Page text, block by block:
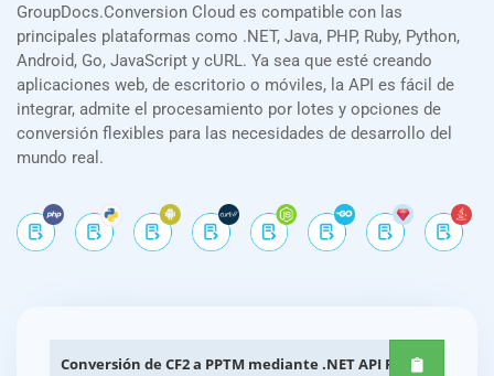
GroupDocs.Conversion Cloud es compatible con las
principales plataformas como .NET, Java, PHP, Ruby, Python,
Android, Go, JavaScript y cURL. Ya sea que esté creando
aplicaciones web, de escritorio o móviles, la API es fácil de
integrar, admite el procesamiento por lotes y opciones de
conversión flexibles para las necesidades de desarrollo del
mundo real.
Conversión de CF2 a PPTM mediante .NET API REST